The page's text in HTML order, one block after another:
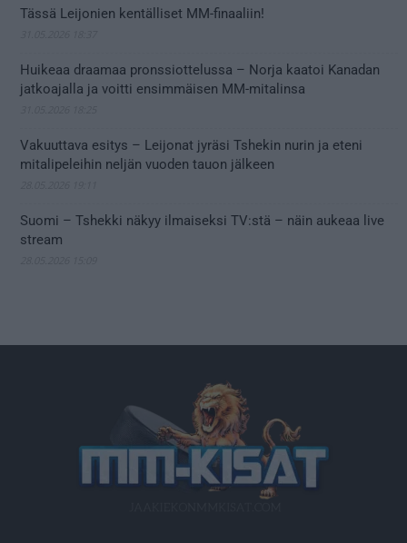
Tässä Leijonien kentälliset MM-finaaliin!
Huikeaa draamaa pronssiottelussa – Norja kaatoi Kanadan
jatkoajalla ja voitti ensimmäisen MM-mitalinsa
Vakuuttava esitys – Leijonat jyräsi Tshekin nurin ja eteni
mitalipeleihin neljän vuoden tauon jälkeen
Suomi – Tshekki näkyy ilmaiseksi TV:stä – näin aukeaa live
stream